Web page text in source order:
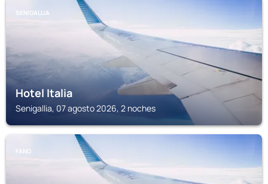
SENIGALLIA
Hotel Italia
Senigallia, 07 agosto 2026, 2 noches
FANO